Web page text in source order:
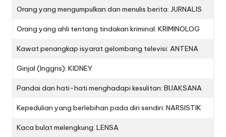
Orang yang mengumpulkan dan menulis berita: JURNALIS
Orang yang ahli tentang tindakan kriminal: KRIMINOLOG
Kawat penangkap isyarat gelombang televisi: ANTENA
Ginjal (Inggris): KIDNEY
Pandai dan hati-hati menghadapi kesulitan: BIJAKSANA
Kepedulian yang berlebihan pada diri sendiri: NARSISTIK
Kaca bulat melengkung: LENSA